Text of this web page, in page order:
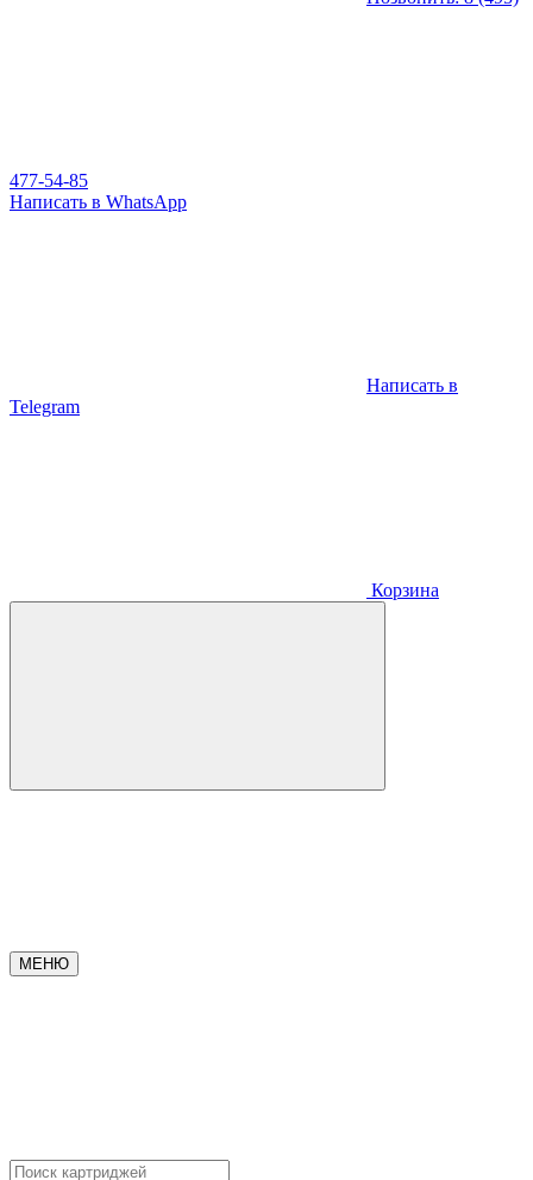
477-54-85
Написать в WhatsApp
Написать в
Telegram
Корзина
МЕНЮ